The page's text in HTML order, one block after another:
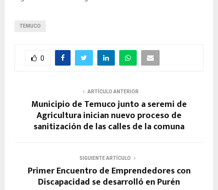
TEMUCO
0
ARTÍCULO ANTERIOR
Municipio de Temuco junto a seremi de
Agricultura inician nuevo proceso de
sanitización de las calles de la comuna
SIGUIENTE ARTÍCULO
Primer Encuentro de Emprendedores con
Discapacidad se desarrolló en Purén